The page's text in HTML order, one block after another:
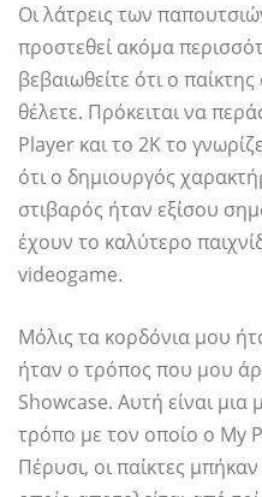
Οι λάτρεις των
προστεθεί ακόμα
βεβαιωθείτε ότι ο
θέλετε. Πρόκειται να
Player και το 2K το
ότι ο δημιουργός
στιβαρός ήταν εξίσου
έχουν το καλύτερο
videogame.
Μόλις τα κορδόνια μου
ήταν ο τρόπος που μου
Showcase. Αυτή είναι
τρόπο με τον οποίο ο My
Πέρυσι, οι παίκτες